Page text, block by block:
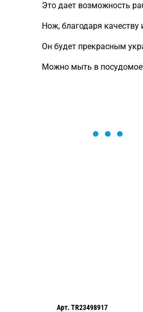
Это дает возможность
Нож, благодаря качеству
Он будет прекрасным
Можно мыть в
Арт. TR23498917